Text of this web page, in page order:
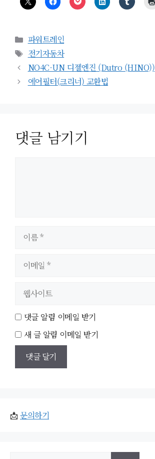
카
테
고
리
파워트레인
태
그
전기자동차
NO4C-UN 디젤엔진 (Dutro (HINO))
에어필터(크리너) 교환법
댓글 남기기
이
트
댓글 알림 이메일 받기
새 글 알림 이메일 받기
📩 문의하기